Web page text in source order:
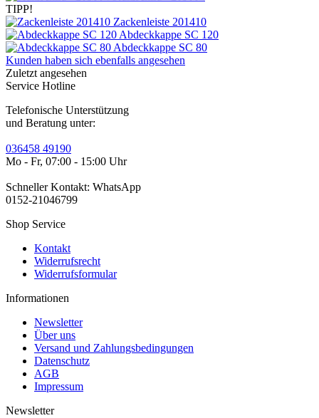
TIPP!
Zackenleiste 201410
Abdeckkappe SC 120
Abdeckkappe SC 80
Kunden haben sich ebenfalls angesehen
Zuletzt angesehen
Service Hotline
Telefonische Unterstützung
und Beratung unter:
036458 49190
Mo - Fr, 07:00 - 15:00 Uhr
Schneller Kontakt: WhatsApp
0152-21046799
Shop Service
Kontakt
Widerrufsrecht
Widerrufsformular
Informationen
Newsletter
Über uns
Versand und Zahlungsbedingungen
Datenschutz
AGB
Impressum
Newsletter